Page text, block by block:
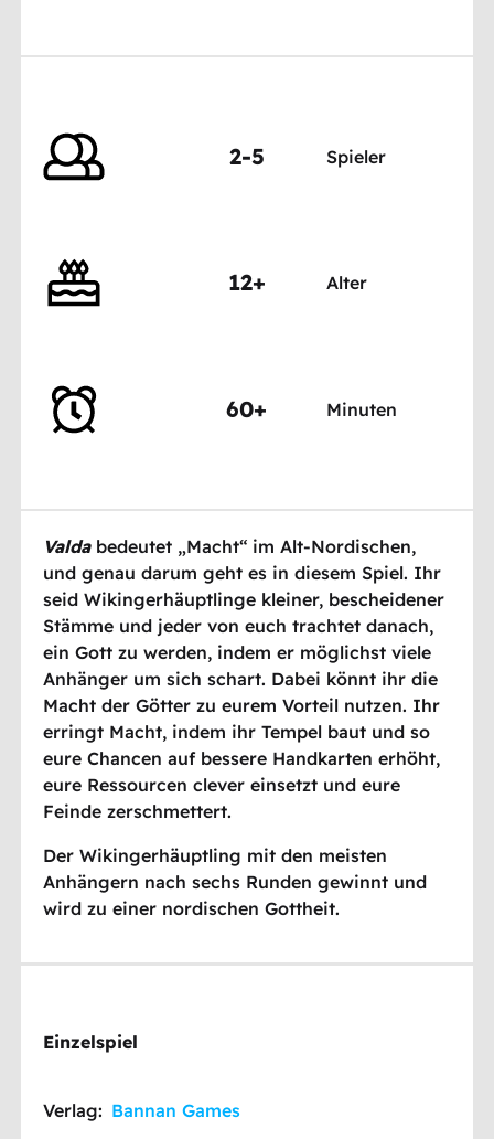
2-5 Spieler
12+ Alter
60+ Minuten
Valdabedeutet „Macht“ im Alt-Nordischen,
und genau darum geht es in diesem Spiel. Ihr
seid Wikingerhäuptlinge kleiner, bescheidener
Stämme und jeder von euch trachtet danach,
ein Gott zu werden, indem er möglichst viele
Anhänger um sich schart. Dabei könnt ihr die
Macht der Götter zu eurem Vorteil nutzen. Ihr
erringt Macht, indem ihr Tempel baut und so
eure Chancen auf bessere Handkarten erhöht,
eure Ressourcen clever einsetzt und eure
Feinde zerschmettert.
Der Wikingerhäuptling mit den meisten
Anhängern nach sechs Runden gewinnt und
wird zu einer nordischen Gottheit.
Einzelspiel
Verlag: Bannan Games